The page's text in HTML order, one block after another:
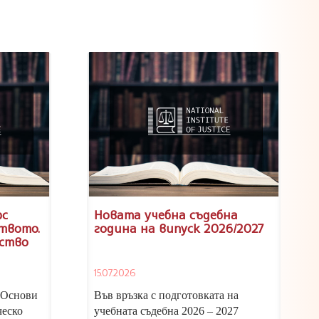
в
Новата учебна съдебна
година на випуск 2026/2027
15.07.2026
Във връзка с подготовката на
учебната съдебна 2026 – 2027